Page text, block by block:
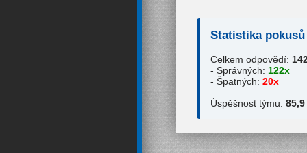
Statistika pokusů
Celkem odpovědí:
- Správných: 122x
- Špatných: 20x
Úspěšnost týmu: 85,9